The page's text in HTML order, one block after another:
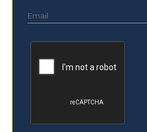
(1) Cochez cette option pour laisser
de ne plus afficher cette fenêtre. Ce
cookies. Ces fichiers ne peuvent en